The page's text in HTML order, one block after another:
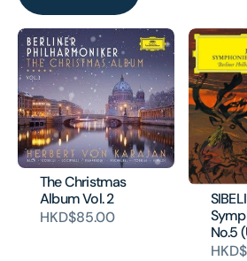
The Christmas
Album Vol. 2
HKD$85.00
No.5